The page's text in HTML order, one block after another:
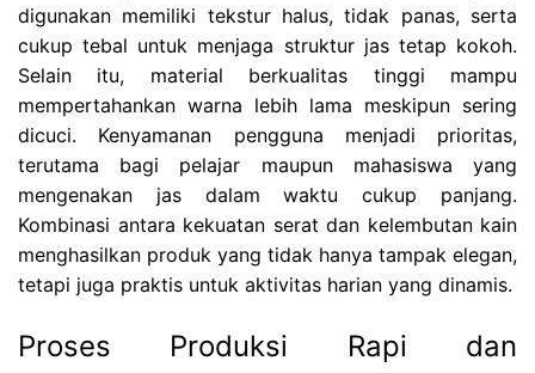
digunakan memiliki tekstur halus, tidak panas, serta
cukup tebal untuk menjaga struktur jas tetap kokoh.
Selain itu, material berkualitas tinggi mampu
mempertahankan warna lebih lama meskipun sering
dicuci. Kenyamanan pengguna menjadi prioritas,
terutama bagi pelajar maupun mahasiswa yang
mengenakan jas dalam waktu cukup panjang.
Kombinasi antara kekuatan serat dan kelembutan kain
menghasilkan produk yang tidak hanya tampak elegan,
tetapi juga praktis untuk aktivitas harian yang dinamis.
Proses Produksi Rapi dan